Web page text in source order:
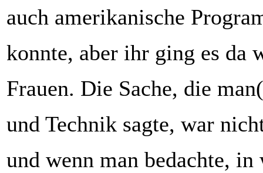
auch amerikanische
konnte, aber ihr ging es da
Frauen. Die Sache, die
und Technik sagte, war
und wenn man bedachte,